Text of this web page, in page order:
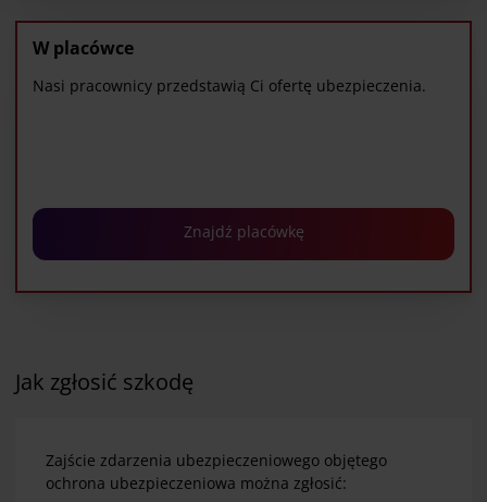
znajdziesz podlinkiem.
W placówce
Nasi pracownicy przedstawią Ci ofertę ubezpieczenia.
Znajdź placówkę
Jak zgłosić szkodę
Zajście zdarzenia ubezpieczeniowego objętego
ochrona ubezpieczeniowa można zgłosić: